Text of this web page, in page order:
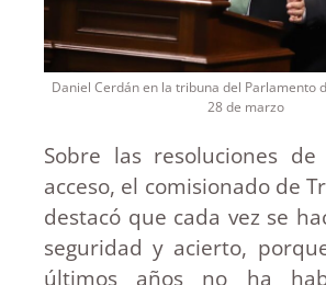
Daniel Cerdán en la tribuna del Parlamento
28 de marzo
Sobre las resoluciones
acceso, el comisionado de
destacó que cada vez se
seguridad y acierto,
últimos años no ha